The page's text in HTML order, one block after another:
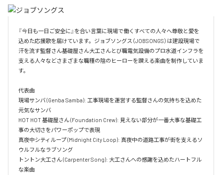
『今日も一日ご安全に』を合い言葉に現場で働くすべての人々へ尊敬と愛を
込めた応援歌を届けています。ジョブソングス（JOBSONGS）は建設現場で
汗を流す監督さん基礎屋さん大工さんとび職電気設備のプロ水道インフラを
支える人々などさまざまな職種の陰のヒーローを讃える楽曲を制作していま
す。
代表曲
現場サンバ (Genba Samba): 工事現場を運営する監督さんの気持ちを込めた
元気なサンバ
HOT HOT 基礎屋さん (Foundation Crew): 見えない部分が一番大事な基礎工
事の大切さをパワーポップで表現
真夜中シティループ (Midnight City Loop): 真夜中の道路工事が街を支えるソ
ウルフルなラブソング
トントン大工さん (Carpenter Song): 大工さんへの感謝を込めたハートフル
な楽曲